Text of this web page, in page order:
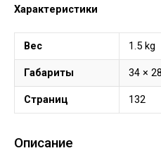
Характеристики
Вес 1.5 kg
Габариты 34 ×
Страниц 132
Описание